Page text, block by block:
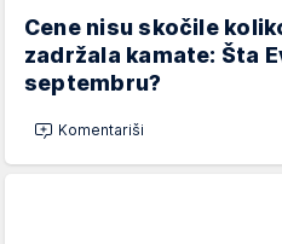
Cene nisu skočile
zadržala kamate: Šta
septembru?
Komentariši